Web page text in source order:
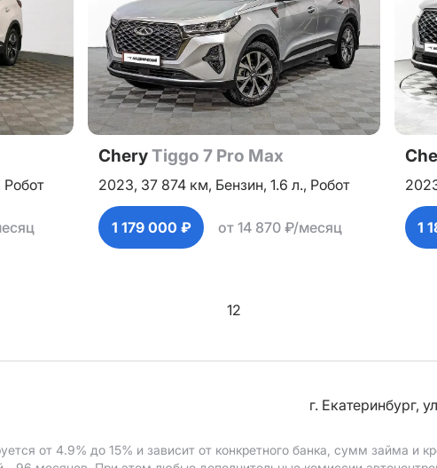
Робот
CheryTiggo 7 Pro Max
2023, 37 874 км, Бензин, 1.6 л., Робот
1 179 000 ₽ от 14 870 ₽/месяц 1
12
г. Екатеринбург,
от 4.9% до 15% и зависит от конкретного банка, сумм займа и